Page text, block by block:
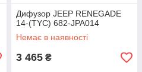
Дифузор JEEP RENEGADE
14-(TYC) 682-JPA014
Немає в наявності
3 465 ₴